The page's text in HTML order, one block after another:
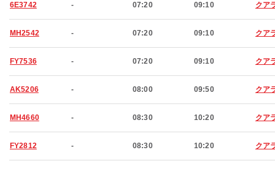
6E3742 - 07:20 09:10 クア
MH2542 - 07:20 09:10 クア
FY7536 - 07:20 09:10 クア
AK5206 - 08:00 09:50 クア
MH4660 - 08:30 10:20 クア
FY2812 - 08:30 10:20 クア